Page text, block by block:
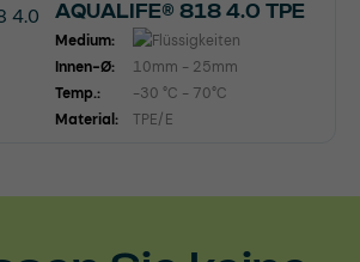
AQUALIFE® 818 4.0 TPE
Medium:
Innen-Ø:
10mm - 25mm
Temp.:
-30 °C - 70°C
Material:
TPE/E